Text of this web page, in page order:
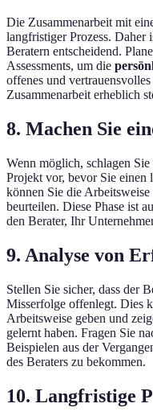
Die Zusammenarbeit mit
langfristiger Prozess. Daher
Beratern entscheidend.
Assessments, um die
offenes und
Zusammenarbeit erheblich
8. Machen Sie
Wenn möglich, schlagen
Projekt vor, bevor Sie einen
können Sie die
beurteilen. Diese Phase ist
den Berater, Ihr
9. Analyse von
Stellen Sie sicher, dass der
Misserfolge offenlegt. Dies
Arbeitsweise geben und
gelernt haben. Fragen Sie
Beispielen aus der
des Beraters zu bekommen.
10. Langfristige